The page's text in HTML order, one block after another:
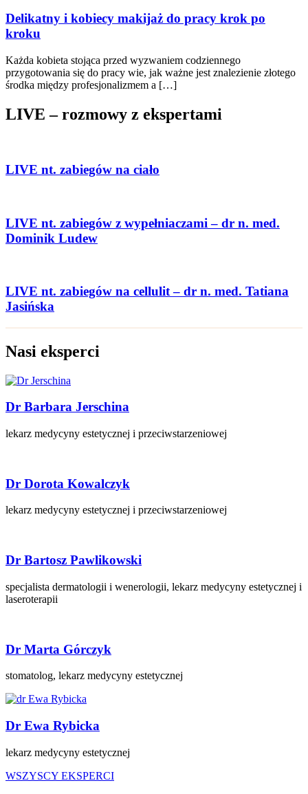
Delikatny i kobiecy makijaż do pracy krok po
kroku
Każda kobieta stojąca przed wyzwaniem codziennego
przygotowania się do pracy wie, jak ważne jest znalezienie złotego
środka między profesjonalizmem a […]
LIVE – rozmowy z ekspertami
LIVE nt. zabiegów na ciało
LIVE nt. zabiegów z wypełniaczami – dr n. med.
Dominik Ludew
LIVE nt. zabiegów na cellulit – dr n. med. Tatiana
Jasińska
Nasi eksperci
Dr Barbara Jerschina
lekarz medycyny estetycznej i przeciwstarzeniowej
Dr Dorota Kowalczyk
lekarz medycyny estetycznej i przeciwstarzeniowej
Dr Bartosz Pawlikowski
specjalista dermatologii i wenerologii, lekarz medycyny estetycznej i
laseroterapii
Dr Marta Górczyk
stomatolog, lekarz medycyny estetycznej
Dr Ewa Rybicka
lekarz medycyny estetycznej
WSZYSCY EKSPERCI